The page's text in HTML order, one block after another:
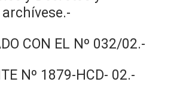
CON EL Nº 032/02.-
Nº 1879-HCD- 02.-